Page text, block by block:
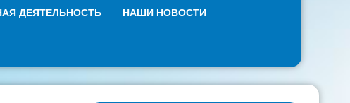
ДЕЯТЕЛЬНОСТЬ НАШИ НОВОСТИ